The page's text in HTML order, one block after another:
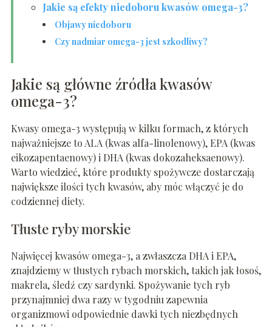
Jakie są efekty niedoboru kwasów omega-3?
Objawy niedoboru
Czy nadmiar omega-3 jest szkodliwy?
Jakie są główne źródła kwasów
omega-3?
Kwasy omega-3 występują w kilku formach, z których
najważniejsze to ALA (kwas alfa-linolenowy), EPA (kwas
eikozapentaenowy) i DHA (kwas dokozaheksaenowy).
Warto wiedzieć, które produkty spożywcze dostarczają
największe ilości tych kwasów, aby móc włączyć je do
codziennej diety.
Tłuste ryby morskie
Najwięcej kwasów omega-3, a zwłaszcza DHA i EPA,
znajdziemy w tłustych rybach morskich, takich jak łosoś,
makrela, śledź czy sardynki. Spożywanie tych ryb
przynajmniej dwa razy w tygodniu zapewnia
organizmowi odpowiednie dawki tych niezbędnych